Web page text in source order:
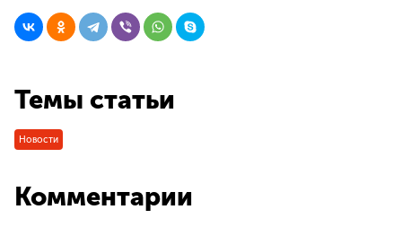
Темы статьи
Новости
Комментарии